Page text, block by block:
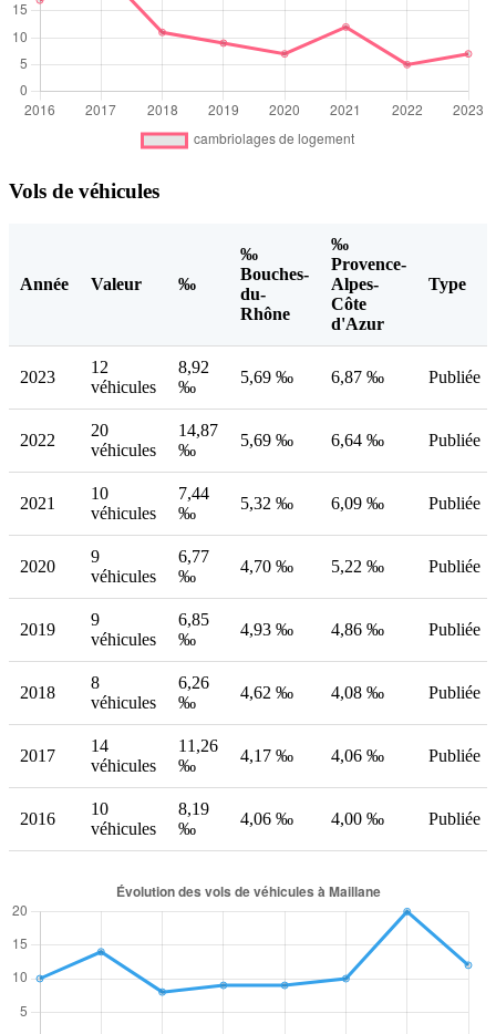
Vols de véhicules
Année Valeur ‰
‰
Bouches-
du-
Rhône
‰
Provence-
Alpes-
Côte
d'Azur
Type
2023
12
véhicules
8,92
‰
5,69 ‰ 6,87 ‰ Publiée
2022
20
véhicules
14,87
‰
5,69 ‰ 6,64 ‰ Publiée
2021
10
véhicules
7,44
‰
5,32 ‰ 6,09 ‰ Publiée
2020
9
véhicules
6,77
‰
4,70 ‰ 5,22 ‰ Publiée
2019
9
véhicules
6,85
‰
4,93 ‰ 4,86 ‰ Publiée
2018
8
véhicules
6,26
‰
4,62 ‰ 4,08 ‰ Publiée
2017
14
véhicules
11,26
‰
4,17 ‰ 4,06 ‰ Publiée
2016
10
véhicules
8,19
‰
4,06 ‰ 4,00 ‰ Publiée